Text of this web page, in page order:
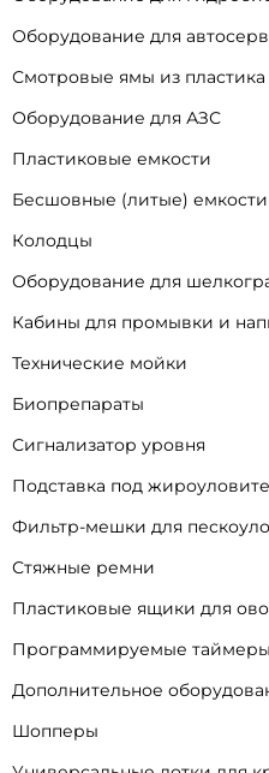
Оборудование для
Смотровые ямы из пластика
Оборудование для АЗС
Пластиковые емкости
Бесшовные (литые) емкости
Колодцы
Оборудование для
Кабины для промывки и
Технические мойки
Биопрепараты
Сигнализатор уровня
Подставка под
Фильтр-мешки для
Стяжные ремни
Пластиковые ящики для
Программируемые
Дополнительное
Шопперы